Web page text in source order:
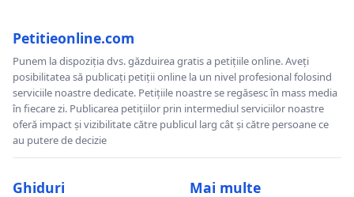
Petitieonline.com
Punem la dispoziția dvs. găzduirea gratis a petițiile online. Aveți
posibilitatea să publicați petiții online la un nivel profesional folosind
serviciile noastre dedicate. Petițiile noastre se regăsesc în mass media
în fiecare zi. Publicarea petițiilor prin intermediul serviciilor noastre
oferă impact și vizibilitate către publicul larg cât și către persoane ce
au putere de decizie
Ghiduri Mai multe